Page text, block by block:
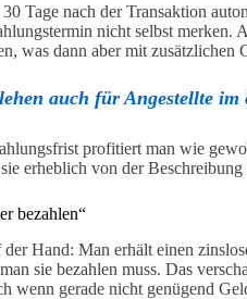
Tage nach der Transaktion
nicht selbst
was dann aber mit zusätzlichen
auch für Angestellte
profitiert man wie
erheblich von der
bezahlen“
Hand: Man erhält einen
sie bezahlen muss. Das
wenn gerade nicht genügend